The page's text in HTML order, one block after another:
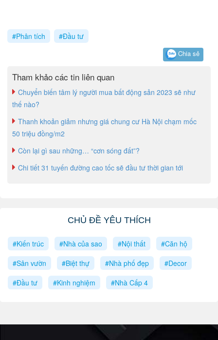
#Phân tích #Đầu tư
Chia sẻ
Tham khảo các tin liên quan
Chuyển biến tâm lý người mua bất động sản 2023 sẽ như
thế nào?
Thanh khoản giảm nhưng giá chung cư Hà Nội chạm mốc
50 triệu đồng/m2
Còn lại gì sau những… “cơn sóng đất”?
Chi tiết 31 tuyến đường cao tốc sẽ đầu tư thời gian tới
CHỦ ĐỀ YÊU THÍCH
#Kiến trúc #Nhà của sao #Nội thất
#Căn hộ
#Sân vườn
#Biệt thự #Nhà phố đẹp
#Decor
#Đầu tư
#Kinh nghiệm #Nhà Cấp 4